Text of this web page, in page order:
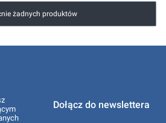
żadnych produktów
Dołącz do newslettera